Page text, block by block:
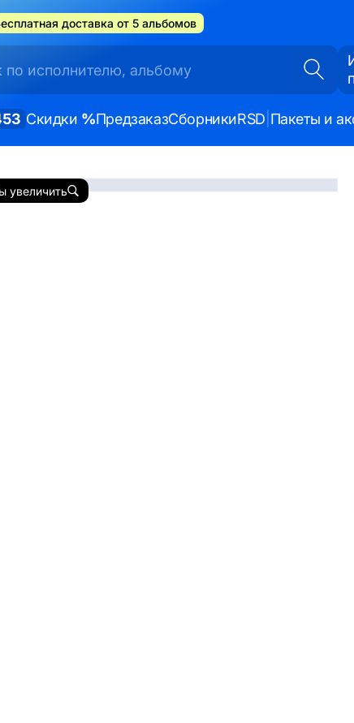
доставка от 5 альбомов
Скидки %ПредзаказСборникиRSD Пакеты и
увеличить